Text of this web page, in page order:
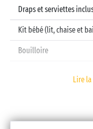
Draps et serviettes
Kit bébé (lit, chaise et
Bouilloire
Lire